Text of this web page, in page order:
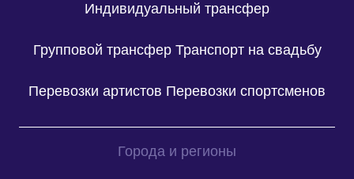
Индивидуальный трансфер
Групповой трансфер Транспорт на свадьбу
Перевозки артистов Перевозки спортсменов
Города и регионы